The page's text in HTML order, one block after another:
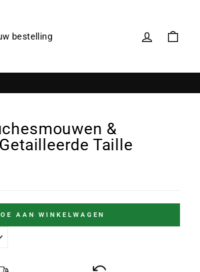
bestelling
&
Taille
AAN WINKELWAGEN